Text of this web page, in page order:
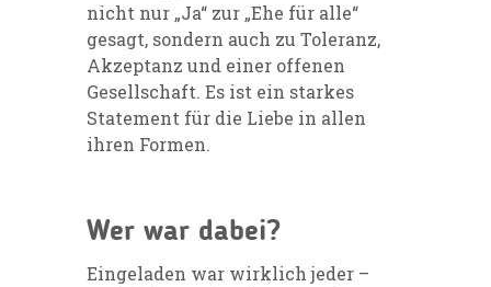
nicht nur „Ja“ zur „Ehe für alle“
gesagt, sondern auch zu Toleranz,
Akzeptanz und einer offenen
Gesellschaft. Es ist ein starkes
Statement für die Liebe in allen
ihren Formen.
Wer war dabei?
Eingeladen war wirklich jeder –